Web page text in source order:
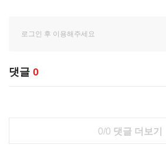
댓글 0
0/0 댓글 더보기